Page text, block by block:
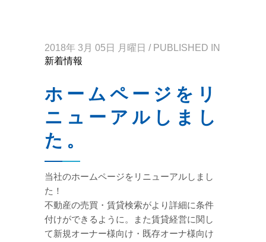
2018年 3月 05日 月曜日 / PUBLISHED IN
新着情報
ホームページをリ
ニューアルしまし
た。
当社のホームページをリニューアルしまし
た！
不動産の売買・賃貸検索がより詳細に条件
付けができるように。また賃貸経営に関し
て新規オーナー様向け・既存オーナ様向け